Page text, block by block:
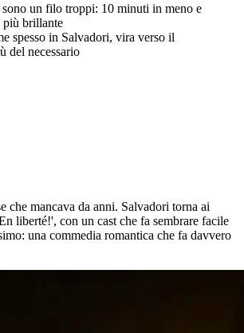
un filo troppi: 10 minuti in meno e
più brillante
spesso in Salvadori, vira verso il
del necessario
che mancava da anni. Salvadori torna ai
liberté!', con un cast che fa sembrare facile
una commedia romantica che fa davvero